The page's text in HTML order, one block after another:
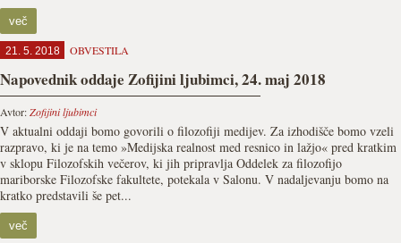
več
21. 5. 2018 OBVESTILA
Napovednik oddaje Zofijini ljubimci, 24. maj 2018
Avtor:Zofijini ljubimci
V aktualni oddaji bomo govorili o filozofiji medijev. Za izhodišče bomo vzeli
razpravo, ki je na temo »Medijska realnost med resnico in lažjo« pred kratkim
v sklopu Filozofskih večerov, ki jih pripravlja Oddelek za filozofijo
mariborske Filozofske fakultete, potekala v Salonu. V nadaljevanju bomo na
kratko predstavili še pet...
več